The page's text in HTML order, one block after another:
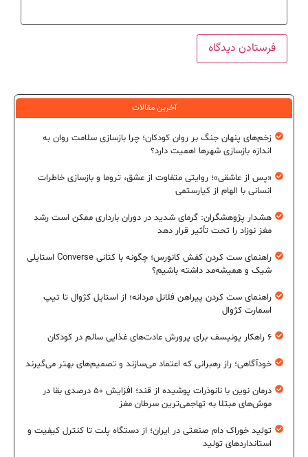
آخرین مقالات
زخم‌های پنهان جنگ بر روان کودکان؛ چرا بازسازی سلامت روان به
اندازه بازسازی شهرها اهمیت دارد؟
«پس از عاشقی»؛ روایتی متفاوت از عشق، تروما و بازسازی خاطرات
انسانی با الهام از کیارستمی
هشدار پژوهشگران: گرمای شدید در دوران بارداری ممکن است رشد
مغز نوزاد را تحت تأثیر قرار دهد
راهنمای ست کردن کفش کانورس؛ چگونه با کتانی Converse استایلی
شیک و همیشه‌مد داشته باشیم؟
راهنمای ست کردن پیراهن فلانل مردانه؛ از استایل کژوال تا تیپ
اسمارت کژوال
۶ راهکار یونیسف برای پرورش عادت‌های غذایی سالم در کودکان
خودآگاهی؛ راز رهبرانی که اعتماد می‌سازند و تصمیم‌های بهتر می‌گیرند
درمان نوین با نانوذرات پوشیده از قند؛ افزایش ۵۰ درصدی بقا در
موش‌های مبتلا به تهاجمی‌ترین سرطان مغز
تولید خوراک دام صنعتی در ایران؛ از دستگاه پلت تا کنترل کیفیت و
استانداردهای تولید